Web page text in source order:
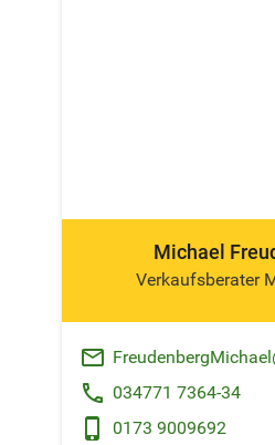
Michael
Verkaufsberater
email
phone 034771 7364-34
phone_android 0173 9009692